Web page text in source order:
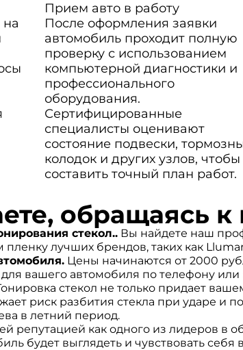
на
Прием авто в работу
После оформления заявки
автомобиль проходит полную
проверку с использованием
компьютерной диагностики и
профессионального
оборудования.
Сертифицированные
специалисты оценивают
состояние подвески,
колодок и других узлов, чтобы
составить точный план работ.
обращаясь к
стекол..Вы найдете наш
лучших брендов, таких как
Цены начинаются от 2000
вашего автомобиля по телефону
стекол не только придает
риск разбития стекла при ударе
в летний период.
репутацией как одного из лидеров в
будет выглядеть и чувствовать